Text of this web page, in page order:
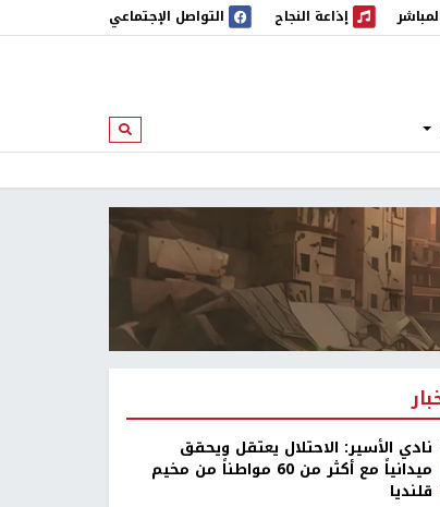
إذاعة النجاح
إذاعة النجاح التواصل الإجتماعي
ابحث
نادي الأسير: الاحتلال يعتقل ويحقق
ميدانياً مع أكثر من 60 مواطناً من مخيم
قلنديا